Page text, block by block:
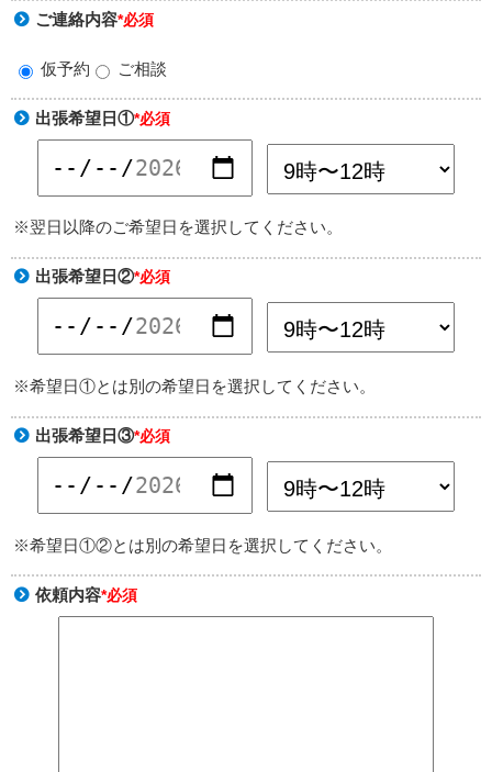
ご連絡内容*必須
仮予約 ご相談
出張希望日①*必須
※翌日以降のご希望日を選択してください。
出張希望日②*必須
※希望日①とは別の希望日を選択してください。
出張希望日③*必須
※希望日①②とは別の希望日を選択してください。
依頼内容*必須